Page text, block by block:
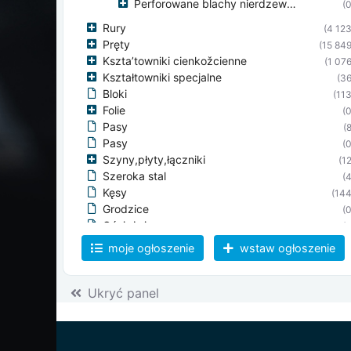
Perforowane blachy nierdzewne
Rury (4
Pręty (15
Kszta’towniki cienkožcienne (1
Kształtowniki specjalne
Bloki
Folie
Pasy
Pasy
Szyny,płyty,łączniki
Szeroka stal
Kęsy
Grodzice
Ościeżnice
Druty
kratki podłogowe (49)
Plecionki
Siatka metalowa
Żeliwo
moje ogłoszenie wstaw ogłoszenie
Ukryć panel